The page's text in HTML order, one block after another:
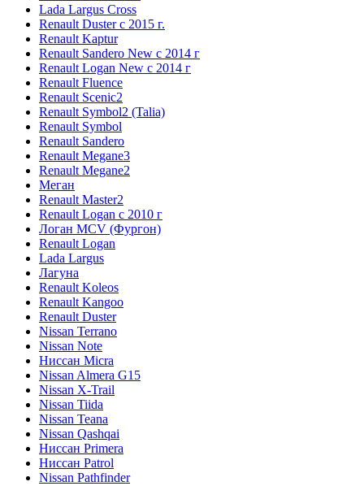
Lada Largus Cross
Renault Duster с 2015 г.
Renault Kaptur
Renault Sandero New с 2014 г
Renault Logan New с 2014 г
Renault Fluence
Renault Scenic2
Renault Symbol2 (Talia)
Renault Symbol
Renault Sandero
Renault Megane3
Renault Megane2
Меган
Renault Master2
Renault Logan c 2010 г
Логан МСV (Фургон)
Renault Logan
Lada Largus
Лагуна
Renault Koleos
Renault Kangoo
Renault Duster
Nissan Terrano
Nissan Note
Ниссан Micra
Nissan Almera G15
Nissan X-Trail
Nissan Tiida
Nissan Teana
Nissan Qashqai
Ниссан Primera
Ниссан Patrol
Nissan Pathfinder